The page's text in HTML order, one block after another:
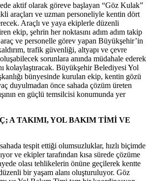
aktif olarak göreve başlayan “Göz Kulak”
araçları ve uzman personeliyle kentin dört
Araçlı ve yaya ekiplerle düzenli
ekip, şehrin her noktasını adım adım takip
ve personelle görev yapan Büyükşehir’in
trafik güvenliği, altyapı ve çevre
sorunlara anında müdahale ederek
kolaylaştıracak. Büyükşehir Belediyesi Yol
bünyesinde kurulan ekip, kentin gözü
duyulmadan önce sahada çözüm üreten
en güçlü temsilcisi konumunda yer
A TAKIMI, YOL BAKIM TİMİ VE
tespit ettiği olumsuzluklar, hızlı biçimde
ve ekipler tarafından kısa sürede çözüme
olası tehlikelerin önüne geçilerek kentte
bir yaşam alanı oluşturuluyor. Göz